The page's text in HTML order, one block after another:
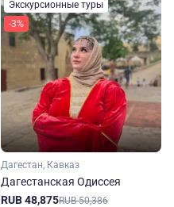
Экскурсионные туры
-3%
Дагестан, Кавказ
Дагестанская Одиссея
RUB 48,875RUB 50,386